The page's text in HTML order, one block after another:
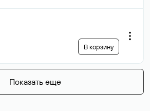
В корзину
Показать еще